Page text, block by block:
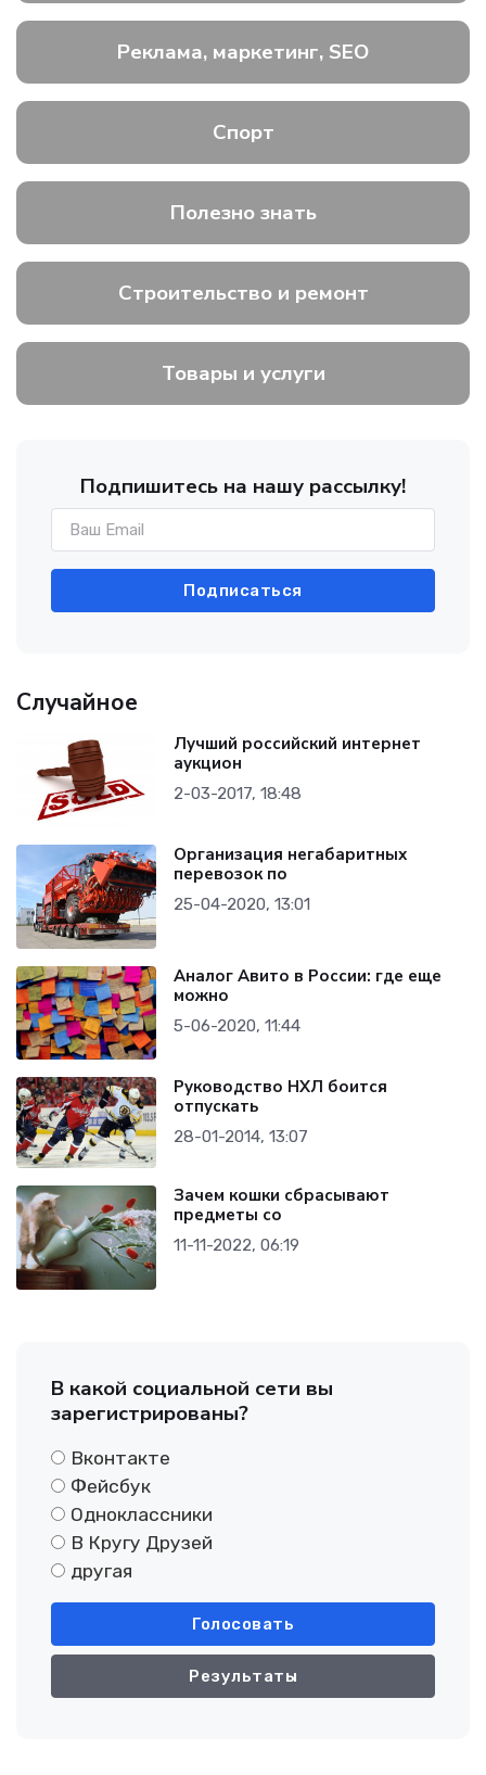
Реклама, маркетинг, SEO
Спорт
Полезно знать
Строительство и ремонт
Товары и услуги
Подпишитесь на нашу рассылку!
Подписаться
Случайное
Лучший российский интернет
аукцион
2-03-2017, 18:48
Организация негабаритных
перевозок по
25-04-2020, 13:01
Аналог Авито в России: где еще
можно
5-06-2020, 11:44
Руководство НХЛ боится
отпускать
28-01-2014, 13:07
Зачем кошки сбрасывают
предметы со
11-11-2022, 06:19
В какой социальной сети вы
зарегистрированы?
Вконтакте
Фейсбук
Одноклассники
В Кругу Друзей
другая
Голосовать
Результаты